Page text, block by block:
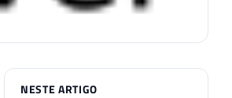
NESTE ARTIGO